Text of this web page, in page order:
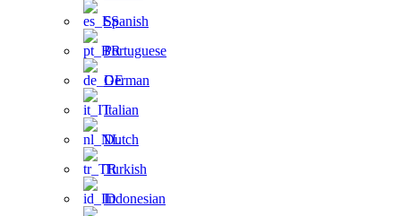
Spanish
Portuguese
German
Italian
Dutch
Turkish
Indonesian